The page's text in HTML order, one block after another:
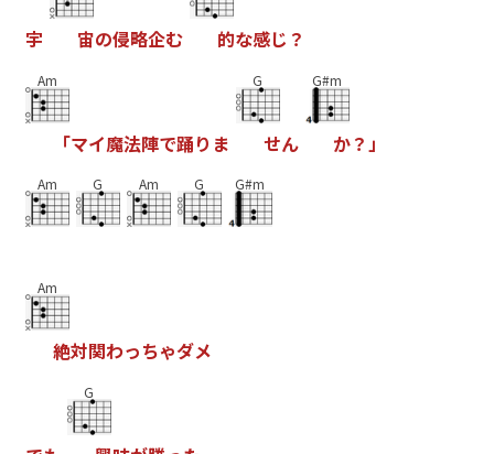
宇 宙の侵略企む 的な感じ ？
Am
「マイ魔法陣で踊り ま
G
せん
G#m
か？ 」
Am G Am G G#m
Am
絶対関わっちゃダメ
G